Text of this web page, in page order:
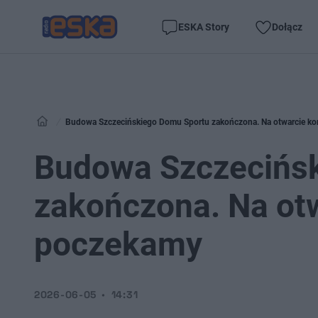
ESKA Story Dołącz
Budowa Szczecińskiego Domu Sportu zakończona. Na otwarcie
Budowa
zakończona. Na
poczekamy
2026-06-05 14:31